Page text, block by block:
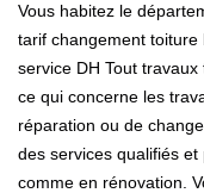
Vous habitez le
tarif changement toiture
service DH Tout
ce qui concerne les
réparation ou de
des services qualifiés
comme en rénovation.